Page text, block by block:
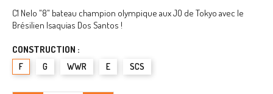
C1 Nelo "8" bateau champion olympique aux JO de Tokyo avec le
Brésilien Isaquias Dos Santos !
CONSTRUCTION :
F G WWR E SCS